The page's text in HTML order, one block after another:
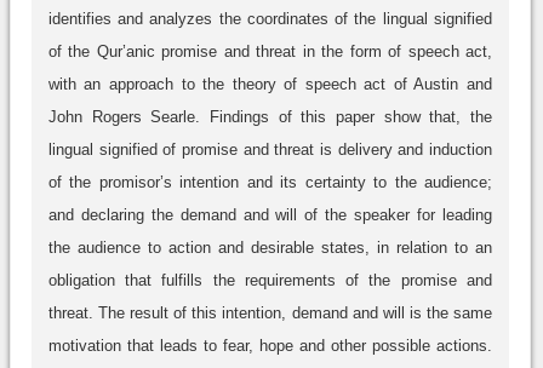
identifies and analyzes the coordinates of the lingual signified
of the Qur’anic promise and threat in the form of speech act,
with an approach to the theory of speech act of Austin and
John Rogers Searle. Findings of this paper show that, the
lingual signified of promise and threat is delivery and induction
of the promisor’s intention and its certainty to the audience;
and declaring the demand and will of the speaker for leading
the audience to action and desirable states, in relation to an
obligation that fulfills the requirements of the promise and
threat. The result of this intention, demand and will is the same
motivation that leads to fear, hope and other possible actions.